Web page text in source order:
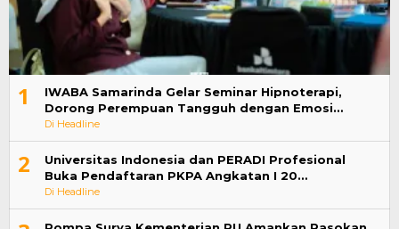
1
IWABA Samarinda Gelar Seminar Hipnoterapi,
Dorong Perempuan Tangguh dengan Emosi…
Di Headline
2
Universitas Indonesia dan PERADI Profesional
Buka Pendaftaran PKPA Angkatan I 20…
Di Headline